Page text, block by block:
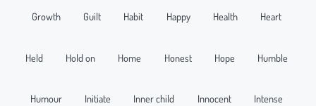
Growth Guilt Habit Happy Health Heart
Held Hold on Home Honest Hope Humble
Humour Initiate Inner child Innocent Intense